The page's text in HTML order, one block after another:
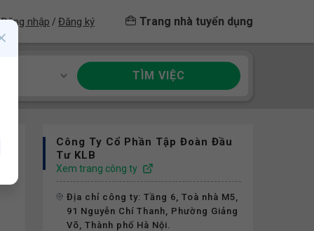
Đăng nhập / Đăng ký Trang nhà tuyển dụng
TÌM VIỆC
Công Ty Cổ Phần Tập Đoàn Đầu
Tư KLB
Xem trang công ty
Địa chỉ công ty: Tầng 6, Toà nhà M5,
91 Nguyễn Chí Thanh, Phường Giảng
Võ, Thành phố Hà Nội.